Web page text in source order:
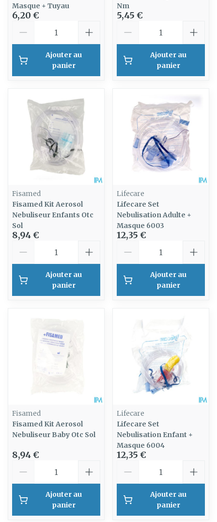
Masque + Tuyau
6,20 €
Ajouter au
panier
Nm
5,45 €
Ajouter au
panier
Fisamed
Fisamed Kit Aerosol
Nebuliseur Enfants Otc
Sol
8,94 €
Ajouter au
panier
Lifecare
Lifecare Set
Nebulisation Adulte +
Masque 6003
12,35 €
Ajouter au
panier
Fisamed
Fisamed Kit Aerosol
Nebuliseur Baby Otc Sol
8,94 €
Ajouter au
panier
Lifecare
Lifecare Set
Nebulisation Enfant +
Masque 6004
12,35 €
Ajouter au
panier